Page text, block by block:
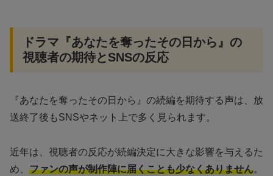
ドラマ『あなたを奪ったその日から』の
視聴者の期待とSNSの反応
『あなたを奪ったその日から』の続編を期待する声は、放
送終了後もSNSやネット上で多く見られます。
近年は、視聴者の反応が続編決定に大きな影響を与えるた
め、 ファンの声が制作陣に届くことも少なくありません。